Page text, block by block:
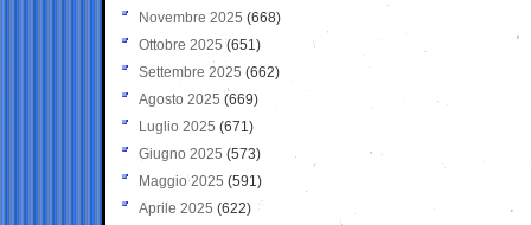
Novembre 2025 (668)
Ottobre 2025 (651)
Settembre 2025 (662)
Agosto 2025 (669)
Luglio 2025 (671)
Giugno 2025 (573)
Maggio 2025 (591)
Aprile 2025 (622)